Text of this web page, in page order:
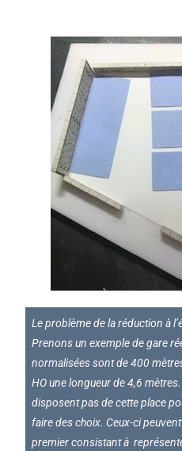
Le problème de la réduction à
Prenons un exemple de gare
normalisées sont de 400
HO une longueur de 4,6
disposent pas de cette place
faire des choix. Ceux-ci
premier consistant à